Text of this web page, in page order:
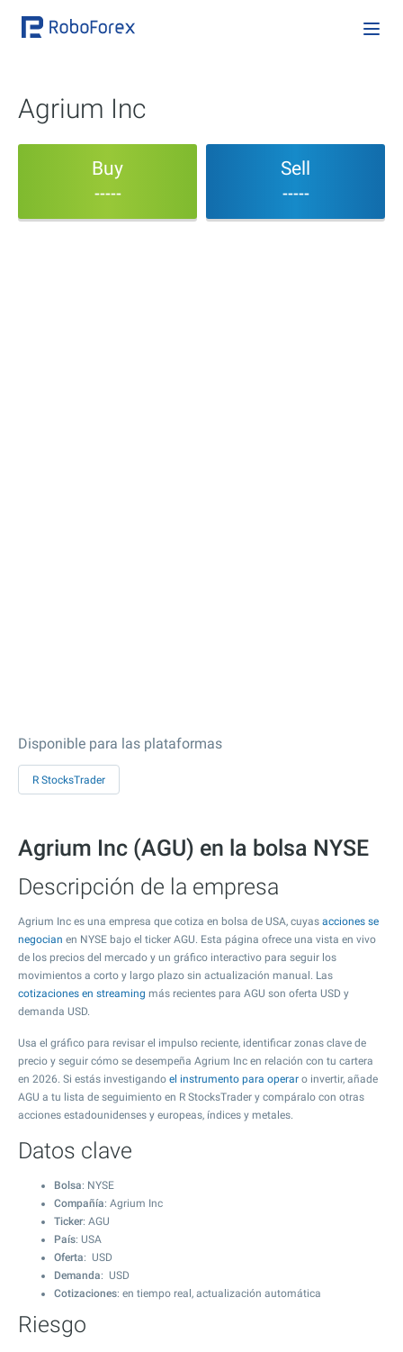
Agrium Inc
Buy
-----
Sell
-----
Disponible para las plataformas
R StocksTrader
Agrium Inc (AGU) en la bolsa NYSE
Descripción de la empresa
Agrium Inc es una empresa que cotiza en bolsa de USA, cuyas acciones se
negocian en NYSE bajo el ticker AGU. Esta página ofrece una vista en vivo
de los precios del mercado y un gráfico interactivo para seguir los
movimientos a corto y largo plazo sin actualización manual. Las
cotizaciones en streaming más recientes para AGU son oferta USD y
demanda USD.
Usa el gráfico para revisar el impulso reciente, identificar zonas clave de
precio y seguir cómo se desempeña Agrium Inc en relación con tu cartera
en 2026. Si estás investigando el instrumento para operar o invertir, añade
AGU a tu lista de seguimiento en R StocksTrader y compáralo con otras
acciones estadounidenses y europeas, índices y metales.
Datos clave
Bolsa: NYSE
Compañía: Agrium Inc
Ticker: AGU
País: USA
Oferta: USD
Demanda: USD
Cotizaciones: en tiempo real, actualización automática
Riesgo